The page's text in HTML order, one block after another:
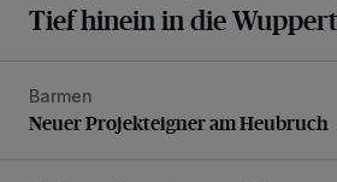
Tief hinein in die
Neuer Projekteigner am Heubruch
Barmen
Neuer Projekteigner am Heubruch